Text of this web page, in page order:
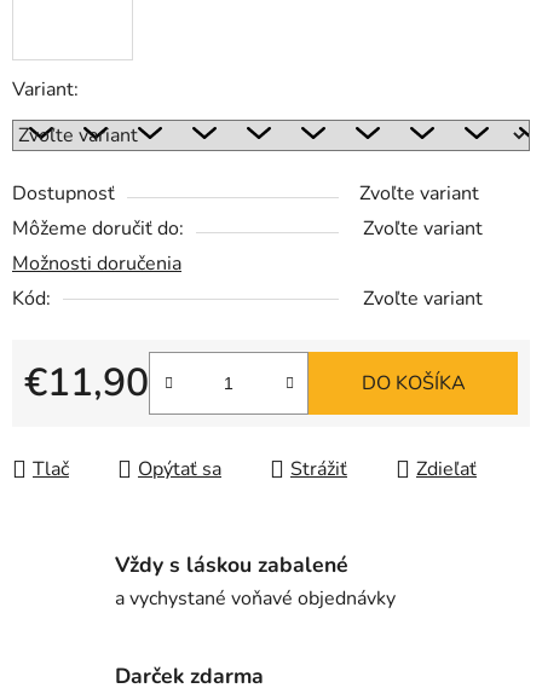
Variant:
Dostupnosť
Zvoľte variant
Môžeme doručiť do:
Zvoľte variant
Možnosti doručenia
Kód:
Zvoľte variant
€11,90
Jednotková cena:
DO KOŠÍKA
Tlač Opýtať sa Strážiť Zdieľať
Vždy s láskou zabalené
a vychystané voňavé objednávky
Darček zdarma